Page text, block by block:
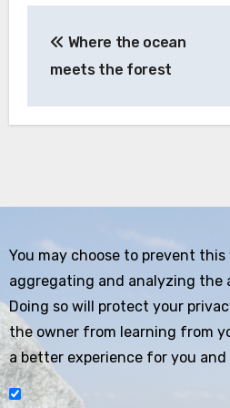
Where the ocean
meets the forest
You may choose to prevent
aggregating and analyzing the
Doing so will protect your
the owner from learning from
a better experience for you and